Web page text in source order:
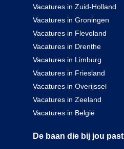
Vacatures in Zuid-Holland
Vacatures in Groningen
Vacatures in Flevoland
Vacatures in Drenthe
Vacatures in Limburg
Vacatures in Friesland
Vacatures in Overijssel
Vacatures in Zeeland
Vacatures in België
De baan die bij jou past